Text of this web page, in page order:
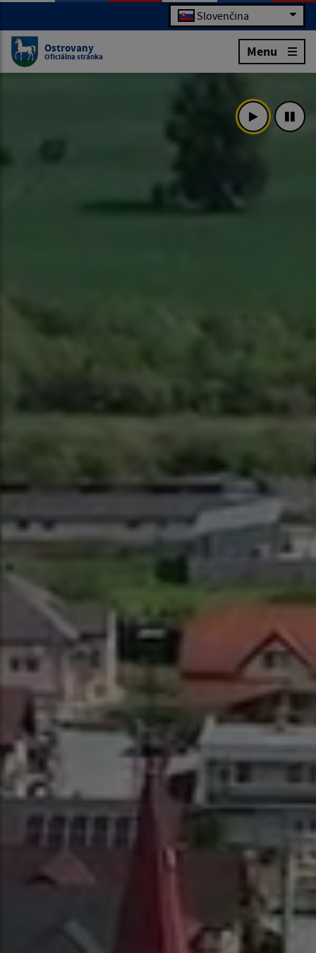
Slovenčina
Ostrovany
Oficiálna stránka Menu